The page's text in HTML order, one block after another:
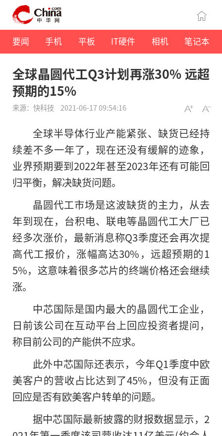
要闻 手机 平板 IT硬件 相机 笔记本
全球晶圆代工Q3计划再涨30% 远超
预期的15%
来源：快科技 2021-06-17 09:54:16
全球半导体行业产能紧张、缺货已经持
续差不多一年了，现在还没有缓解的迹象，
业界预期要到2022年甚至2023年还有可能回
归平衡，解决缺货问题。
晶圆代工市场是这波缺货的主力，从去
年到现在，台积电、联电等晶圆代工大厂已
经多次涨价，最新消息称Q3季度还会再次提
高代工报价，涨幅高达30%，远超预期的1
5%，这意味着很多芯片的终端价格还会继续
涨。
中芯国际是国内最大的晶圆代工企业，
日前该公司在互动平台上回应投资者提问，
称目前公司的产能供不应求。
此外中芯国际还表示，今年Q1季度中欧
美客户的营收占比达到了45%，但没有正面
回应是否有欧美客户转单的问题。
据中芯国际最新披露的财报数据显示，2